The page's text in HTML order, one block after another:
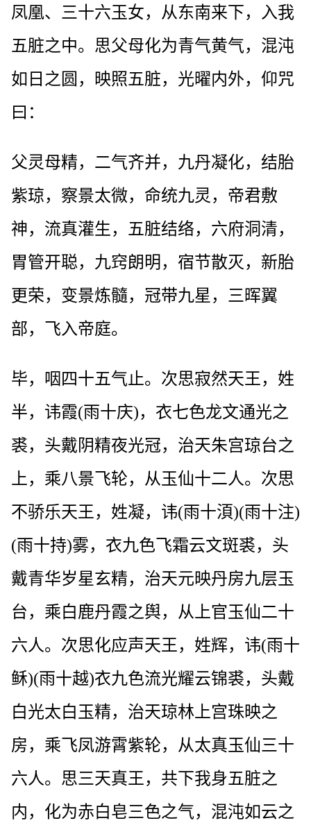
凤凰、三十六玉女，从东南来下，入我
五脏之中。思父母化为青气黄气，混沌
如日之圆，映照五脏，光曜内外，仰咒
曰：
父灵母精，二气齐并，九丹凝化，结胎
紫琼，察景太微，命统九灵，帝君敷
神，流真灌生，五脏结络，六府洞清，
胃管开聪，九窍朗明，宿节散灭，新胎
更荣，变景炼髓，冠带九星，三晖翼
部，飞入帝庭。
毕，咽四十五气止。次思寂然天王，姓
半，讳霞(雨十庆)，衣七色龙文通光之
裘，头戴阴精夜光冠，治天朱宫琼台之
上，乘八景飞轮，从玉仙十二人。次思
不骄乐天王，姓凝，讳(雨十湏)(雨十注)
(雨十持)雾，衣九色飞霜云文斑裘，头
戴青华岁星玄精，治天元映丹房九层玉
台，乘白鹿丹霞之舆，从上官玉仙二十
六人。次思化应声天王，姓辉，讳(雨十
稣)(雨十越)衣九色流光耀云锦裘，头戴
白光太白玉精，治天琼林上宫珠映之
房，乘飞凤游霄紫轮，从太真玉仙三十
六人。思三天真王，共下我身五脏之
内，化为赤白皂三色之气，混沌如云之